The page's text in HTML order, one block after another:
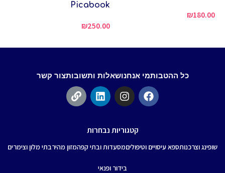
₪180.00
Picabook
₪250.00
כל ההטבותמי אנחנושאלות ותשובותצור קשר
קטגוריות נבחרות
שופינג וצרכנותספא עיסויים וטיפוליםמסעדות ובתי קפהמזון מהירבתי מלון וצימרים
בידור ופנאי